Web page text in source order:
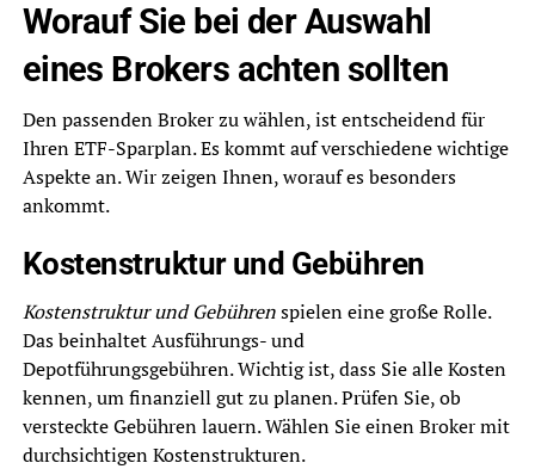
Worauf Sie bei der Auswahl
eines Brokers achten sollten
Den passenden Broker zu wählen, ist entscheidend für
Ihren ETF-Sparplan. Es kommt auf verschiedene wichtige
Aspekte an. Wir zeigen Ihnen, worauf es besonders
ankommt.
Kostenstruktur und Gebühren
Kostenstruktur und Gebührenspielen eine große Rolle.
Das beinhaltet Ausführungs- und
Depotführungsgebühren. Wichtig ist, dass Sie alle Kosten
kennen, um finanziell gut zu planen. Prüfen Sie, ob
versteckte Gebühren lauern. Wählen Sie einen Broker mit
durchsichtigen Kostenstrukturen.